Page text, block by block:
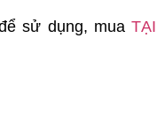
sử dụng, mua TẠI